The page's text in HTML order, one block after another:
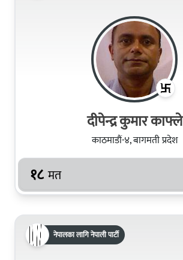
दीपेन्द्र कुमार काफ्ले
काठमाडौं-४, बागमती प्रदेश
१८ मत
नेपालका लागि नेपाली पार्टी